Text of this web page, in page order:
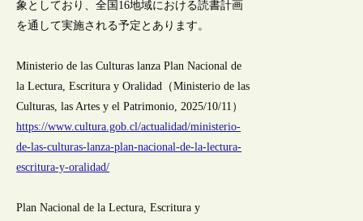
象としており、全国16地域における読書計画
を通して実施される予定とあります。
Ministerio de las Culturas lanza Plan Nacional de
la Lectura, Escritura y Oralidad（Ministerio de las
Culturas, las Artes y el Patrimonio, 2025/10/11）
https://www.cultura.gob.cl/actualidad/ministerio-
de-las-culturas-lanza-plan-nacional-de-la-lectura-
escritura-y-oralidad/
Plan Nacional de la Lectura, Escritura y